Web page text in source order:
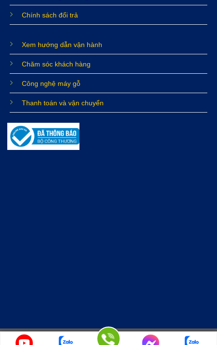
Chính sách đổi trả
Xem hướng dẫn vận hành
Chăm sóc khách hàng
Công nghệ máy gỗ
Thanh toán và vận chuyển
Copyright 2026 © KINGWOODMAC